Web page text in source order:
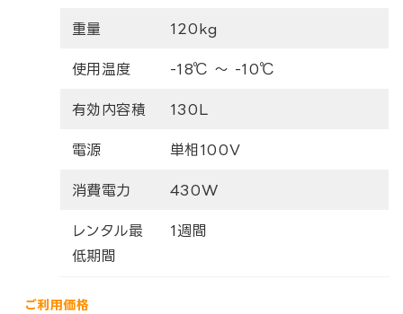
重量 120kg
使用温度 -18℃ ～ -10℃
有効内容積 130L
電源 単相100V
消費電力 430W
レンタル最
低期間
1週間
ご利用価格